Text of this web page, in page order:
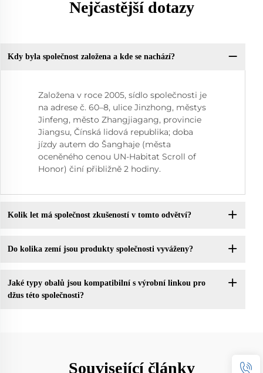
Nejčastější dotazy
Kdy byla společnost založena a kde se nachází?
Založena v roce 2005, sídlo společnosti je
na adrese č. 60–8, ulice Jinzhong, městys
Jinfeng, město Zhangjiagang, provincie
Jiangsu, Čínská lidová republika; doba
jízdy autem do Šanghaje (města
oceněného cenou UN-Habitat Scroll of
Honor) činí přibližně 2 hodiny.
Kolik let má společnost zkušeností v tomto odvětví?
Do kolika zemí jsou produkty společnosti vyváženy?
Jaké typy obalů jsou kompatibilní s výrobní linkou pro
džus této společnosti?
Související články